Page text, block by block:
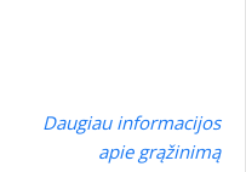
Daugiau informacijos
apie grąžinimą